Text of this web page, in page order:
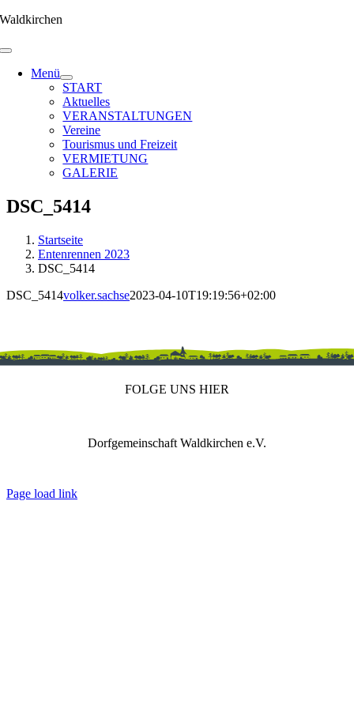
Zum
springen
Waldkirchen
Menü
START
Aktuelles
VERANSTALTUNGEN
Vereine
Tourismus und Freizeit
VERMIETUNG
GALERIE
DSC_5414
Startseite
Entenrennen 2023
DSC_5414
DSC_5414volker.sachse2023-04-10T19:19:56+02:00
FOLGE UNS HIER
Dorfgemeinschaft Waldkirchen e.V.
Page load link